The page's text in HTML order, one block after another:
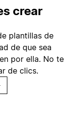
crear
plantillas de
de que sea
por ella. No te
de clics.